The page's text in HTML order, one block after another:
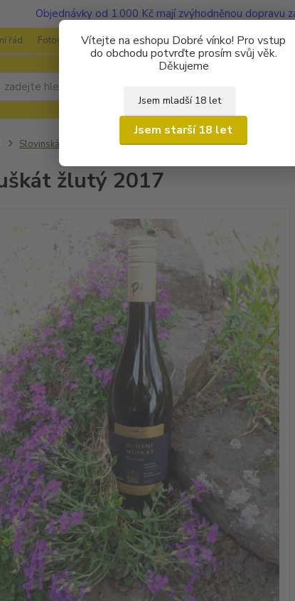
Objednávky od 1.000 Kč mají zvýhodněnou dopravu
Vítejte na eshopu Dobré vínko! Pro vstup
do obchodu potvrďte prosím svůj věk.
Děkujeme
Jsem mladší 18 let
Jsem starší 18 let
řád Fotogalerie Kontakty Ochrana soukromí O vinařstvích
Slovinská vína Pesrl wine Muškát žlutý 2017
žlutý 2017